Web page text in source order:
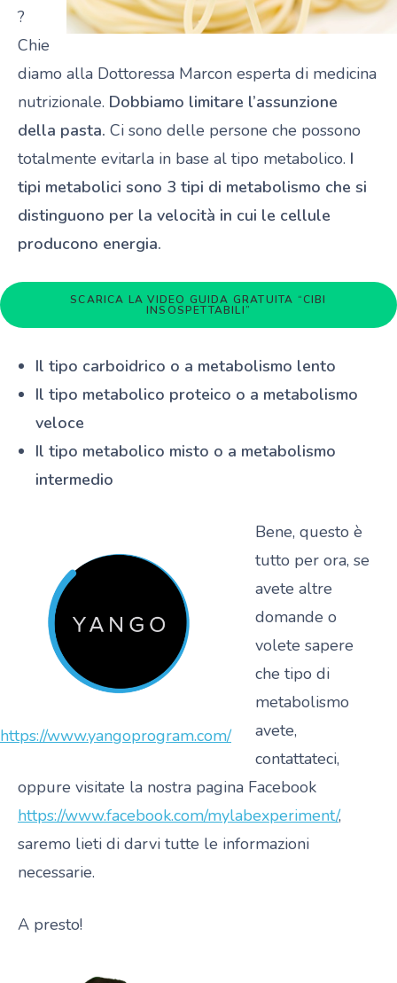
?
Chie
diamo alla Dottoressa Marcon esperta di medicina
nutrizionale. Dobbiamo limitare l’assunzione
della pasta. Ci sono delle persone che possono
totalmente evitarla in base al tipo metabolico. I
tipi metabolici sono 3 tipi di metabolismo che si
distinguono per la velocità in cui le cellule
producono energia.
SCARICA LA VIDEO GUIDA GRATUITA “CIBI
INSOSPETTABILI”
Il tipo carboidrico o a metabolismo lento
Il tipo metabolico proteico o a metabolismo
veloce
Il tipo metabolico misto o a metabolismo
intermedio
https://www.yangoprogram.com/
Bene, questo è
tutto per ora, se
avete altre
domande o
volete sapere
che tipo di
metabolismo
avete,
contattateci,
oppure visitate la nostra pagina Facebook
https://www.facebook.com/mylabexperiment/,
saremo lieti di darvi tutte le informazioni
necessarie.
A presto!